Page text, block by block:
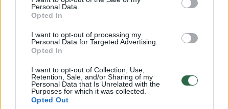
Personal Data.
Opted In
I want to opt-out of processing my
Personal Data for Targeted Advertising.
Opted In
I want to opt-out of Collection, Use,
Retention, Sale, and/or Sharing of my
Personal Data that Is Unrelated with the
Purposes for which it was collected.
Opted Out
M. Greenwoodo sugrįžimas į
futbolo aikštelę pažymėtas
niekinančiomis
skanduotėmis